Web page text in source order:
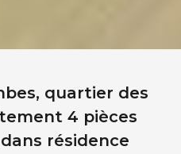
quartier des
4 pièces
résidence